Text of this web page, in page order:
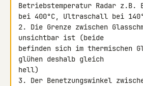
Betriebstemperatur Radar z.B.
bei 400°C, Ultraschall bei
2. Die Grenze zwischen
unsichtbar ist (beide
befinden sich im thermischen
glühen deshalb gleich
hell)
3. Der Benetzungswinkel